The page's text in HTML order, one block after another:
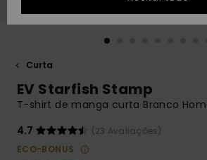
obteres a
resposta mais
conversa
respostas
para as
PRESENTE
DESEJO
Curta
EV Starfish Stamp
T-shirt de manga curta Branco
4.7
(23 Avaliações)
ECO-BONUS